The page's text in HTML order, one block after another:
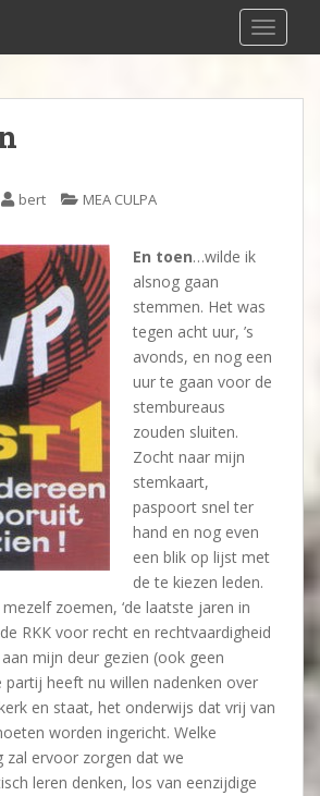
bert MEA CULPA
En toen…wilde ik
alsnog gaan
stemmen. Het was
tegen acht uur, ’s
avonds, en nog een
uur te gaan voor de
stembureaus
zouden sluiten.
Zocht naar mijn
stemkaart,
paspoort snel ter
hand en nog even
een blik op lijst met
de te kiezen leden.
mezelf zoemen, ‘de laatste jaren in
RKK voor recht en rechtvaardigheid
mijn deur gezien (ook geen
partij heeft nu willen nadenken over
en staat, het onderwijs dat vrij van
worden ingericht. Welke
zal ervoor zorgen dat we
leren denken, los van eenzijdige